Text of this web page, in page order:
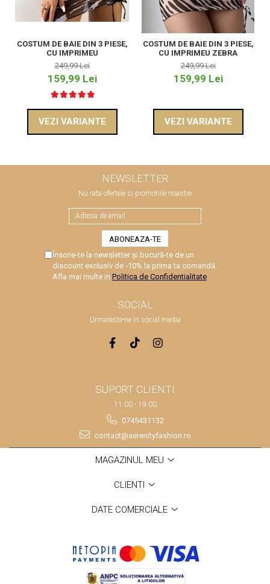
COSTUM DE BAIE DIN 3 PIESE,
CU IMPRIMEU
249,99 Lei
159,99 Lei
VEZI VARIANTE
COSTUM DE BAIE DIN 3 PIESE,
CU IMPRIMEU ZEBRA
249,99 Lei
159,99 Lei
VEZI VARIANTE
NEWSLETTER
Nu rata ofertele si promotiile noastre
Înscrie-te la newsletter și bucură-te de un
discount exclusiv de -10% la prima ta comandă.
Afla mai multe in Politica de Confidentialitate
SOCIAL
Urmareste-ne in social media
SUPORT CLIENTI
11:00 - 19:00
0745431132
contact@serenityfashion.ro
MAGAZINUL MEU
CLIENTI
DATE COMERCIALE